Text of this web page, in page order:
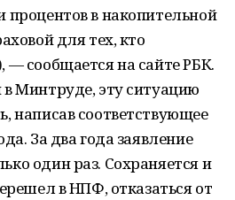
процентов в накопительной
для тех, кто
— сообщается на сайте РБК.
Минтруде, эту ситуацию
написав соответствующее
За два года заявление
один раз. Сохраняется и
в НПФ, отказаться от